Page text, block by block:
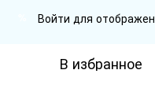
Войти для
В избранное